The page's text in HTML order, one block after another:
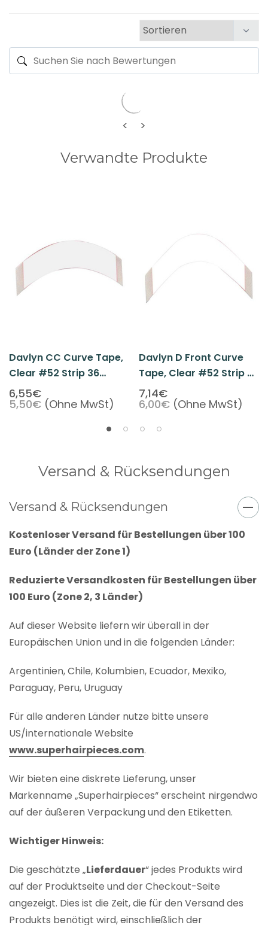
< >
Verwandte Produkte
Davlyn CC Curve Tape,
Clear #52 Strip 36
Pc/bag
6,55€
5,50€ (Ohne MwSt)
Davlyn D Front Curve
Tape, Clear #52 Strip 36
Pc/bag
7,14€
6,00€ (Ohne MwSt)
Versand & Rücksendungen
Versand & Rücksendungen
Kostenloser Versand für Bestellungen über 100
Euro (Länder der Zone 1)
Reduzierte Versandkosten für Bestellungen über
100 Euro (Zone 2, 3 Länder)
Auf dieser Website liefern wir überall in der
Europäischen Union und in die folgenden Länder:
Argentinien, Chile, Kolumbien, Ecuador, Mexiko,
Paraguay, Peru, Uruguay
Für alle anderen Länder nutze bitte unsere
US/internationale Website
www.superhairpieces.com.
Wir bieten eine diskrete Lieferung, unser
Markenname „Superhairpieces“ erscheint nirgendwo
auf der äußeren Verpackung und den Etiketten.
Wichtiger Hinweis:
Die geschätzte „Lieferdauer“ jedes Produkts wird
auf der Produktseite und der Checkout-Seite
angezeigt. Dies ist die Zeit, die für den Versand des
Produkts benötigt wird, einschließlich der